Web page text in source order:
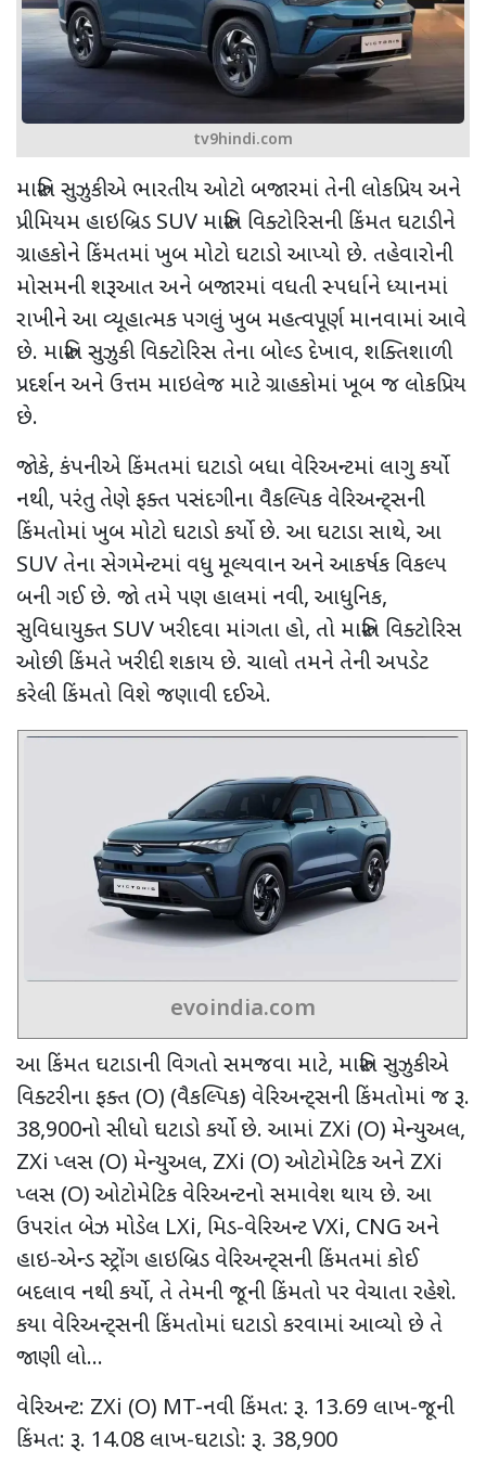
tv9hindi.com
મારુતિ સુઝુકીએ ભારતીય ઓટો બજારમાં તેની લોકપ્રિય અને
પ્રીમિયમ હાઇબ્રિડ SUV મારુતિ વિક્ટોરિસની કિંમત ઘટાડીને
ગ્રાહકોને કિંમતમાં ખુબ મોટો ઘટાડો આપ્યો છે. તહેવારોની
મોસમની શરૂઆત અને બજારમાં વધતી સ્પર્ધાને ધ્યાનમાં
રાખીને આ વ્યૂહાત્મક પગલું ખુબ મહત્વપૂર્ણ માનવામાં આવે
છે. મારુતિ સુઝુકી વિક્ટોરિસ તેના બોલ્ડ દેખાવ, શક્તિશાળી
પ્રદર્શન અને ઉત્તમ માઇલેજ માટે ગ્રાહકોમાં ખૂબ જ લોકપ્રિય
છે.
જોકે, કંપનીએ કિંમતમાં ઘટાડો બધા વેરિઅન્ટમાં લાગુ કર્યો
નથી, પરંતુ તેણે ફક્ત પસંદગીના વૈકલ્પિક વેરિઅન્ટ્સની
કિંમતોમાં ખુબ મોટો ઘટાડો કર્યો છે. આ ઘટાડા સાથે, આ
SUV તેના સેગમેન્ટમાં વધુ મૂલ્યવાન અને આકર્ષક વિકલ્પ
બની ગઈ છે. જો તમે પણ હાલમાં નવી, આધુનિક,
સુવિધાયુક્ત SUVખરીદવા માંગતા હો, તો મારુતિ વિક્ટોરિસ
ઓછી કિંમતે ખરીદી શકાય છે. ચાલો તમને તેની અપડેટ
કરેલી કિંમતો વિશે જણાવી દઈએ.
evoindia.com
આ કિંમત ઘટાડાની વિગતો સમજવા માટે, મારુતિ સુઝુકીએ
વિક્ટરીના ફક્ત (O) (વૈકલ્પિક) વેરિઅન્ટ્સની કિંમતોમાં જ રૂ.
38,900નો સીધો ઘટાડો કર્યો છે. આમાં ZXi (O) મેન્યુઅલ,
ZXi પ્લસ (O) મેન્યુઅલ, ZXi (O) ઓટોમેટિક અને ZXi
પ્લસ (O) ઓટોમેટિક વેરિઅન્ટનો સમાવેશ થાય છે. આ
ઉપરાંત બેઝ મોડેલ LXi, મિડ-વેરિઅન્ટVXi, CNG અને
હાઇ-એન્ડ સ્ટ્રોંગ હાઇબ્રિડ વેરિઅન્ટ્સની કિંમતમાં કોઈ
બદલાવ નથી કર્યો, તે તેમની જૂની કિંમતો પર વેચાતા રહેશે.
કયા વેરિઅન્ટ્સની કિંમતોમાં ઘટાડો કરવામાં આવ્યો છે તે
જાણી લો...
વેરિઅન્ટ: ZXi (O) MT-નવી કિંમત: રૂ. 13.69 લાખ-જૂની
કિંમત: રૂ. 14.08 લાખ-ઘટાડો: રૂ. 38,900